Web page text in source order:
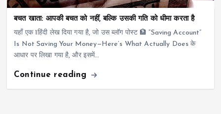
बचत खाता: आपकी बचत को नहीं, बल्‍कि उसकी गति को धीमा करता है
यहाँ एक 1हिंदी लेख दिया गया है, जो उस ब्लॉग पोस्ट 🏦 “Saving Account”
Is Not Saving Your Money—Here’s What Actually Does के
आधार पर लिखा गया है, और इसमें…
Continue reading